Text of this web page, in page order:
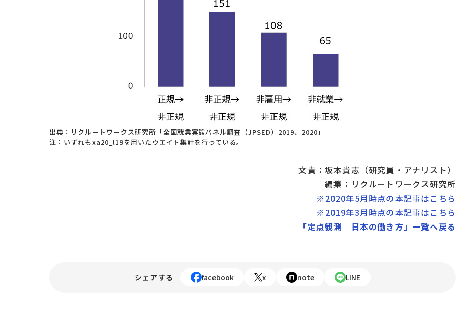
出典：リクルートワークス研究所「全国就業実態パネル調査（JPSED）2019、2020」
注：いずれもxa20_l19を用いたウエイト集計を行っている。
文責：坂本貴志（研究員・アナリスト）
編集：リクルートワークス研究所
※2020年5月時点の本記事はこちら
※2019年3月時点の本記事はこちら
「定点観測 日本の働き方」一覧へ戻る
シェアする facebook x note LINE